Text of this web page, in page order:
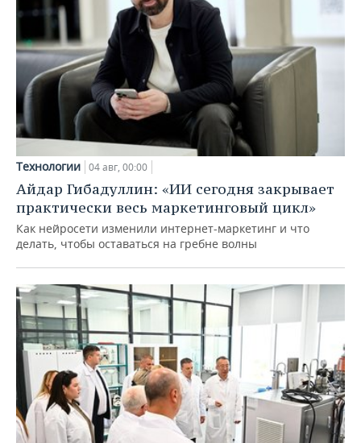
Технологии 04 авг, 00:00
Айдар Гибадуллин: «ИИ сегодня закрывает
практически весь маркетинговый цикл»
Как нейросети изменили интернет-маркетинг и что
делать, чтобы оставаться на гребне волны